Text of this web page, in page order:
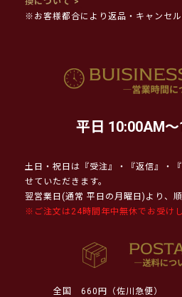
※お客様都合により返品・キャンセル
平日 10:00AM
土日・祝日は『受注』・『返信』・
せていただきます。
翌営業日(通常 平日の月曜日)より、
※ご注文は24時間年中無休でお受けし
全国
660円（佐川急便）